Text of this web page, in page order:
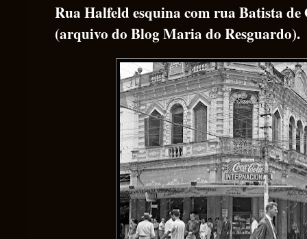
Rua Halfeld esquina com rua Batista
(arquivo do Blog Maria do Resguardo).